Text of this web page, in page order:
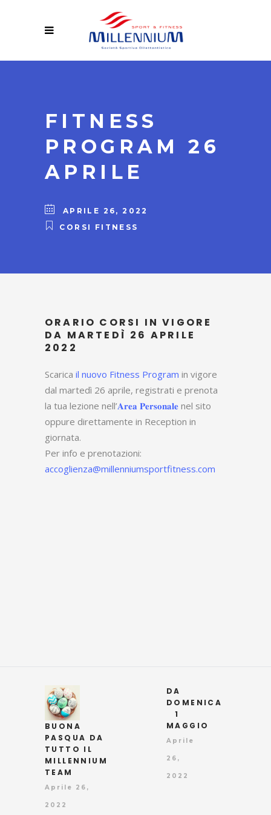
FITNESS
PROGRAM 26
APRILE
APRILE 26, 2022
CORSI FITNESS
ORARIO CORSI IN VIGORE
DA MARTEDÌ 26 APRILE
2022
Scarica il nuovo Fitness Program in vigore
dal martedì 26 aprile, registrati e prenota
la tua lezione nell’𝐀𝐫𝐞𝐚 𝐏𝐞𝐫𝐬𝐨𝐧𝐚𝐥𝐞 nel sito
oppure direttamente in Reception in
giornata.
Per info e prenotazioni:
accoglienza@millenniumsportfitness.com
BUONA
PASQUA DA
TUTTO IL
MILLENNIUM
TEAM
Aprile 26,
2022
DA
DOMENICA
1
MAGGIO
Aprile
26,
2022